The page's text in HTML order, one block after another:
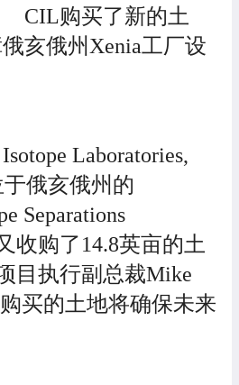
了新的土
亥俄州Xenia工厂设
Laboratories,
俄亥俄州的
Separations
收购了14.8英亩的土
目执行副总裁Mike
买的土地将确保未来